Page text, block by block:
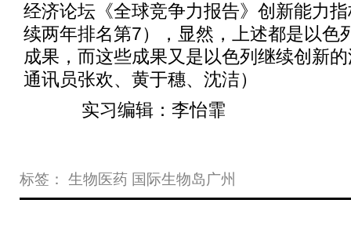
经济论坛《全球竞争力报告》创新能力
续两年排名第7），显然，上述都是以色
成果，而这些成果又是以色列继续创新
通讯员张欢、黄于穗、沈洁）
实习编辑：李怡霏
标签： 生物医药 国际生物岛广州